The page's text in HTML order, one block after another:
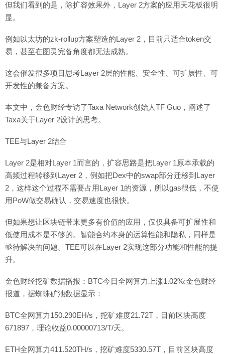
但我们看到的是，除扩容效果外，Layer 2方案的应用天花板很明
显。
例如以太坊的zk-rollup方案塑造的Layer 2，目前只适合token交
易，甚至在图灵完备角度都无法成熟。
这会催发很多项目思考Layer 2层的性能、安全性、可扩展性、可
开发性的兼备方案。
本文中，金色财经专访了Taxa Network创始人TF Guo，阐述了
Taxa关于Layer 2设计的思考。
TEE与Layer 2结合
Layer 2是相对Layer 1而言的，扩容思路是把Layer 1原本承载的
高频过程转移到Layer 2，例如把Dex中的swap部分迁移到Layer
2，这样这个过程不需要占用Layer 1的资源，所以gas很低，不使
用PoW做交易确认，交易速度也很快。
但如果想让区块链带来更多有价值的应用，仅仅具备可扩展性和
低使用成本是不够的。智能合约本身的运算性能和隐私，同样是
亟待解决的问题。TEE可以在Layer 2实现这部分功能和性能的提
升。
金色财经挖矿数据播报：BTC今日全网算力上涨1.02%:金色财经
报道，据蜘蛛矿池数据显示：
BTC全网算力150.290EH/s，挖矿难度21.72T，目前区块高度
671897，理论收益0.00000713/T/天。
ETH全网算力411.520TH/s，挖矿难度5330.57T，目前区块高度